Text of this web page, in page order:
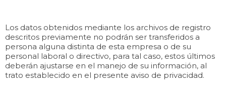
Los datos obtenidos mediante los archivos de registro
descritos previamente no podrán ser transferidos a
persona alguna distinta de esta empresa o de su
personal laboral o directivo, para tal caso, estos últimos
deberán ajustarse en el manejo de su información, al
trato establecido en el presente aviso de privacidad.